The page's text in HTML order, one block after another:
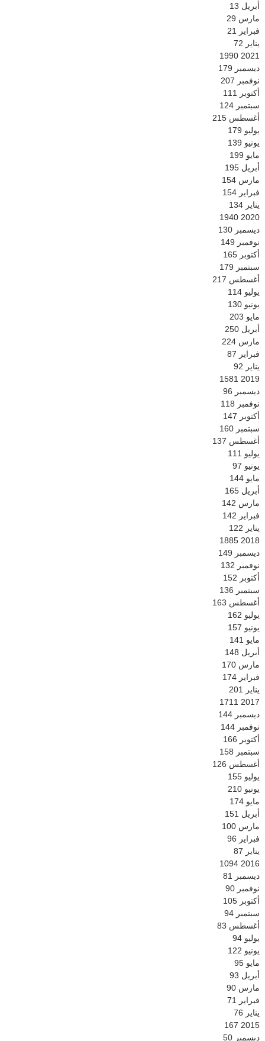
أبريل 13
مارس 29
فبراير
21
يناير 72
2021
1990
ديسمبر 179
نوفمبر 207
أكتوبر
111
سبتمبر 124
أغسطس 215
يوليو 179
يونيو 139
مايو 199
أبريل 195
مارس 154
فبراير 154
يناير 134
2020
1940
ديسمبر 130
نوفمبر 149
أكتوبر 165
سبتمبر 179
أغسطس 217
يوليو 114
يونيو 130
مايو 203
أبريل 250
مارس 224
فبراير 87
يناير 92
2019
1581
ديسمبر 96
نوفمبر 118
أكتوبر 147
سبتمبر 160
أغسطس 137
يوليو 111
يونيو 97
مايو 144
أبريل 165
مارس 142
فبراير 142
يناير 122
2018
1885
ديسمبر 149
نوفمبر 132
أكتوبر 152
سبتمبر 136
أغسطس 163
يوليو 162
يونيو 157
مايو 141
أبريل 148
مارس 170
فبراير 174
يناير
201
2017
1711
ديسمبر 144
نوفمبر 144
أكتوبر 166
سبتمبر 158
أغسطس 126
يوليو 155
يونيو 210
مايو 174
أبريل 151
مارس 100
فبراير 96
يناير 87
2016
1094
ديسمبر
81
نوفمبر 90
أكتوبر 105
سبتمبر 94
أغسطس 83
يوليو 94
يونيو 122
مايو 95
أبريل 93
مارس 90
فبراير
71
يناير 76
2015
167
ديسمبر 50